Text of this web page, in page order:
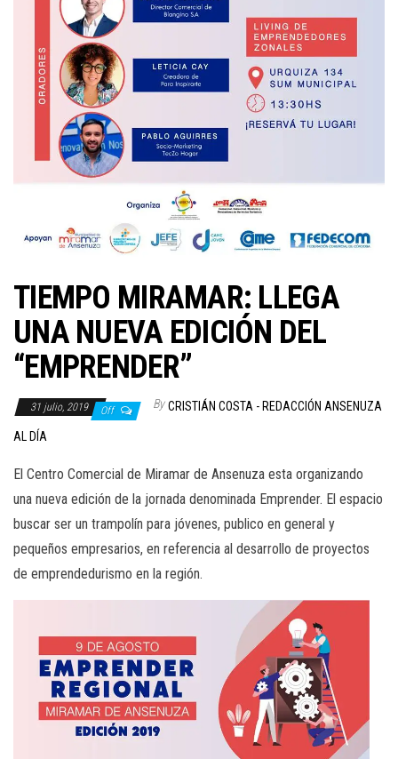
TIEMPO MIRAMAR: LLEGA
UNA NUEVA EDICIÓN DEL
“EMPRENDER”
31 julio, 2019 Off By CRISTIÁN COSTA - REDACCIÓN ANSENUZA
AL DÍA
El Centro Comercial de Miramar de Ansenuza esta organizando
una nueva edición de la jornada denominada Emprender. El espacio
buscar ser un trampolín para jóvenes, publico en general y
pequeños empresarios, en referencia al desarrollo de proyectos
de emprendedurismo en la región.